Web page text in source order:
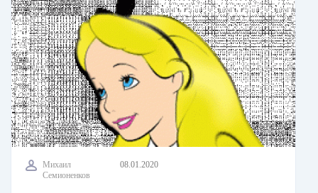
Михаил
Семионенков
08.01.2020